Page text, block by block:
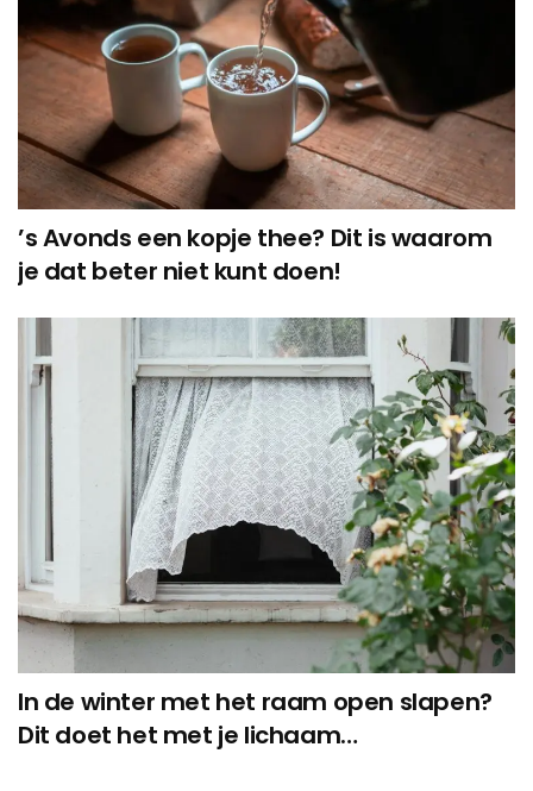
’s Avonds een kopje thee? Dit is waarom
je dat beter niet kunt doen!
In de winter met het raam open slapen?
Dit doet het met je lichaam…